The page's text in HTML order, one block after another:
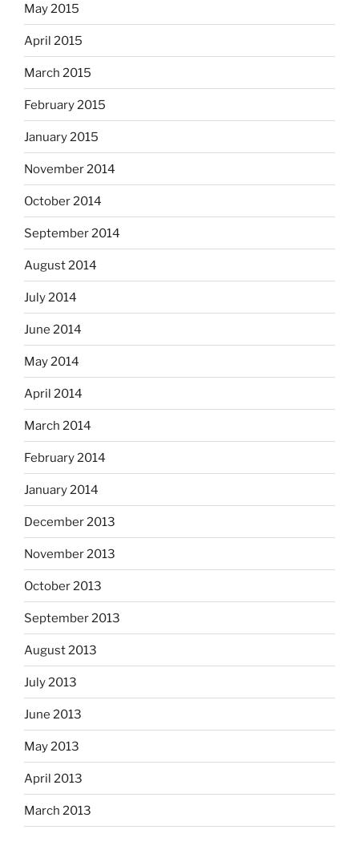
May 2015
April 2015
March 2015
February 2015
January 2015
November 2014
October 2014
September 2014
August 2014
July 2014
June 2014
May 2014
April 2014
March 2014
February 2014
January 2014
December 2013
November 2013
October 2013
September 2013
August 2013
July 2013
June 2013
May 2013
April 2013
March 2013